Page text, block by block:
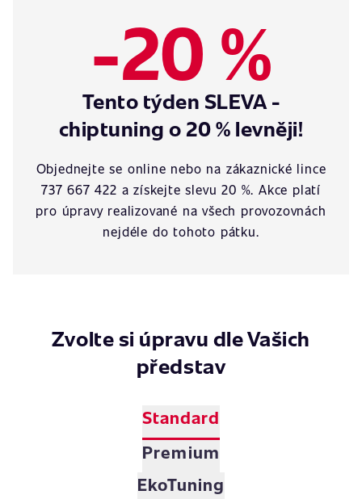
-20 %
Tento týden SLEVA -
chiptuning o 20 % levněji!
Objednejte se online nebo na zákaznické lince
737 667 422 a získejte slevu 20 %. Akce platí
pro úpravy realizované na všech provozovnách
nejdéle do tohoto pátku.
Zvolte si úpravu dle Vašich
představ
Standard
Premium
EkoTuning